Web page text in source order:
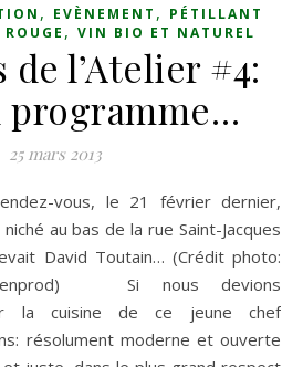
, EVÈNEMENT , PÉTILLANT
ROUGE , VIN BIO ET NATUREL
de l’Atelier #4:
programme…
25 mars 2013
au bas de la rue Saint-Jacques
David Toutain… (Crédit photo:
Si nous devions
la cuisine de ce jeune chef
résolument moderne et ouverte